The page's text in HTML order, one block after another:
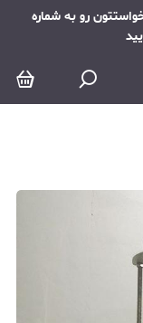
رو به شماره